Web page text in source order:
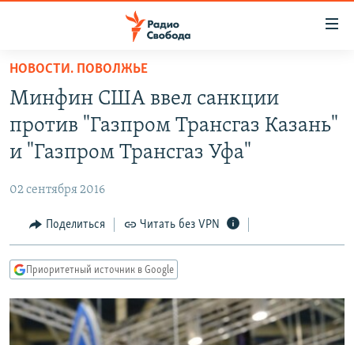
упрощенного
доступа
основному
Вернутся
Вернутся
поиску
ПРОГРАММЫ
ПОДКАСТЫ
АВТОРСКИЕ ПРОЕКТЫ
МНЕНИЯ
КУЛЬТУРА
КАВКАЗ.РЕАЛИИ
СЕВЕР.РЕАЛИИ
СИБИРЬ.РЕАЛИИ
НОВОСТИ. ПОВОЛЖЬЕ
Минфин США ввел санкции
против "Газпром Трансгаз Казань"
и "Газпром Трансгаз Уфа"
02 сентября 2016
Поделиться Читать без VPN
Приоритетный источник в Google